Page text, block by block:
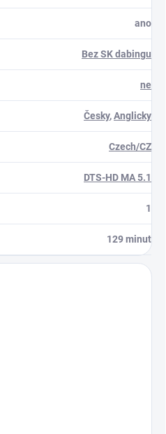
ano
Bez SK dabingu
ne
Česky,Anglicky
Czech/CZ
DTS-HD MA 5.1
1
129 minut